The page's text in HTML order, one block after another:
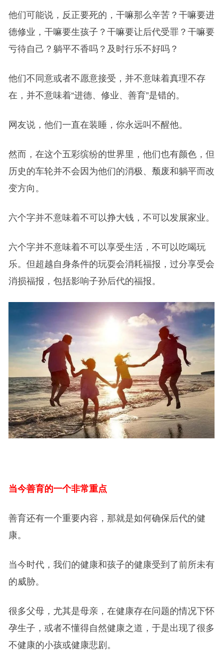
他们可能说，反正要死的，干嘛那么辛苦？干嘛要进
德修业，干嘛要生孩子？干嘛要让后代受罪？干嘛要
亏待自己？躺平不香吗？及时行乐不好吗？
他们不同意或者不愿意接受，并不意味着真理不存
在，并不意味着“进德、修业、善育”是错的。
网友说，他们一直在装睡，你永远叫不醒他。
然而，在这个五彩缤纷的世界里，他们也有颜色，但
历史的车轮并不会因为他们的消极、颓废和躺平而改
变方向。
六个字并不意味着不可以挣大钱，不可以发展家业。
六个字并不意味着不可以享受生活，不可以吃喝玩
乐。但超越自身条件的玩耍会消耗福报，过分享受会
消损福报，包括影响子孙后代的福报。
当今善育的一个非常重点
善育还有一个重要内容，那就是如何确保后代的健
康。
当今时代，我们的健康和孩子的健康受到了前所未有
的威胁。
很多父母，尤其是母亲，在健康存在问题的情况下怀
孕生子，或者不懂得自然健康之道，于是出现了很多
不健康的小孩或健康悲剧。